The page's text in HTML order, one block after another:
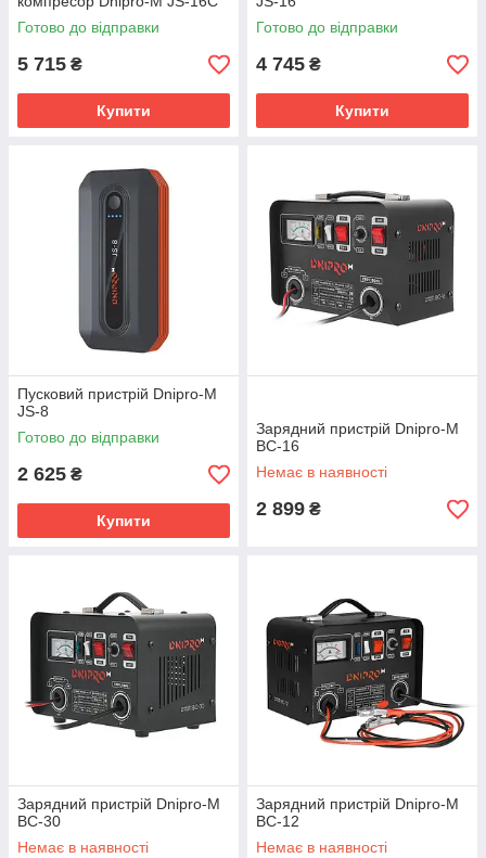
Готово до відправки
5 715 ₴
Купити
Готово до відправки
4 745 ₴
Купити
Пусковий пристрій Dnipro-M
JS-8
Готово до відправки
2 625 ₴
Купити
Зарядний пристрій Dnipro-M
BC-16
Немає в наявності
2 899 ₴
Зарядний пристрій Dnipro-M
BC-30
Немає в наявності
Зарядний пристрій Dnipro-M
BC-12
Немає в наявності